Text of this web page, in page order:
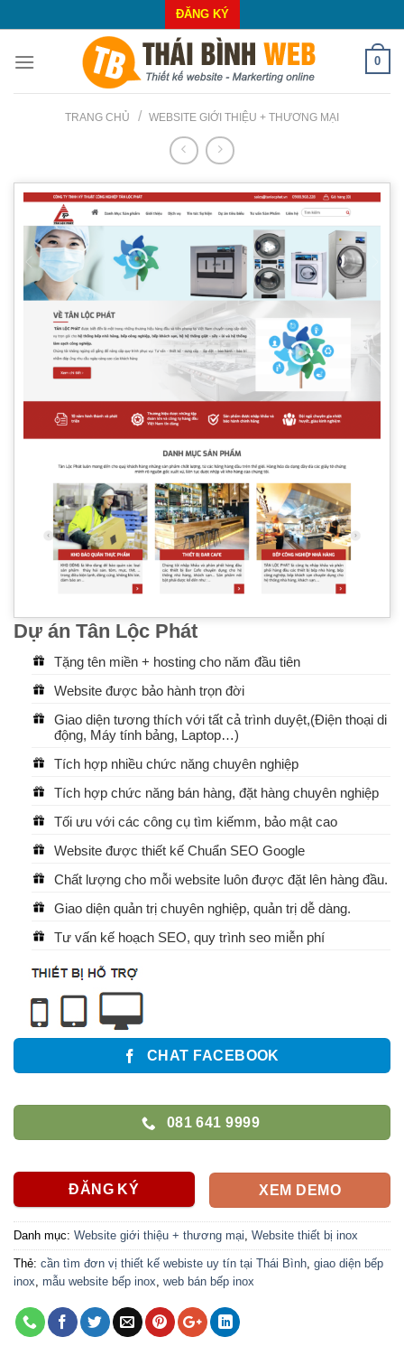
to
content
ĐĂNG KÝ
0
TRANG CHỦ / WEBSITE GIỚI THIỆU + THƯƠNG MẠI
Dự án Tân Lộc Phát
Tặng tên miền + hosting cho năm đầu tiên
Website được bảo hành trọn đời
Giao diện tương thích với tất cả trình duyệt,(Điện thoại di
động, Máy tính bảng, Laptop…)
Tích hợp nhiều chức năng chuyên nghiệp
Tích hợp chức năng bán hàng, đặt hàng chuyên nghiệp
Tối ưu với các công cụ tìm kiếmm, bảo mật cao
Website được thiết kế Chuẩn SEO Google
Chất lượng cho mỗi website luôn được đặt lên hàng đầu.
Giao diện quản trị chuyên nghiệp, quản trị dễ dàng.
Tư vấn kế hoạch SEO, quy trình seo miễn phí
CHAT FACEBOOK
081 641 9999
ĐĂNG KÝ XEM DEMO
Danh mục: Website giới thiệu + thương mại Website thiết bị inox
Thẻ: cần tìm đơn vị thiết kế webiste uy tín tại Thái Bình giao diện bếp
inox mẫu website bếp inox web bán bếp inox